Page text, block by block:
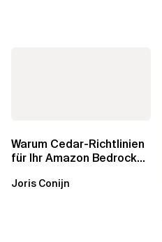
Warum Cedar-Richtlinien
für Ihr Amazon Bedrock
wichtig sind
Joris Conijn